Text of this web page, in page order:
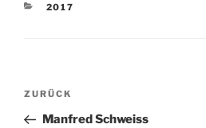
KATEGORIEN
2017
Beitragsnavigation
Vorheriger
Beitrag
ZURÜCK
Manfred Schweiss